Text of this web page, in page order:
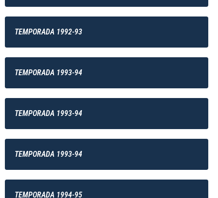
TEMPORADA 1992-93
TEMPORADA 1993-94
TEMPORADA 1993-94
TEMPORADA 1993-94
TEMPORADA 1994-95